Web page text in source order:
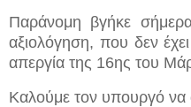
Παράνομη βγήκε
αξιολόγηση, που δεν
απεργία της 16ης του
Καλούμε τον υπουργό